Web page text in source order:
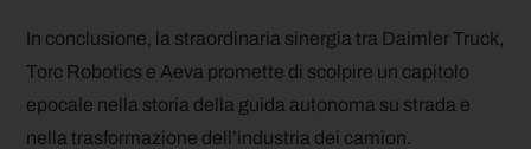
In conclusione, la straordinaria sinergia tra Daimler Truck,
Torc Robotics e Aeva promette di scolpire un capitolo
epocale nella storia della guida autonoma su strada e
nella trasformazione dell’industria dei camion.